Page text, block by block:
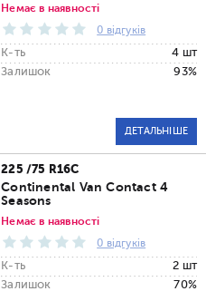
Немає в наявності
0 відгуків
К-ть
4 шт
Залишок
93%
ДЕТАЛЬНІШЕ
225 /75 R16C
Continental Van Contact 4
Seasons
Немає в наявності
0 відгуків
К-ть
2 шт
Залишок
70%